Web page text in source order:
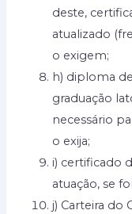
deste,
atualizado
o exigem;
h) diploma
graduação
necessário
o exija;
i) certificado
atuação, se
j) Carteira do